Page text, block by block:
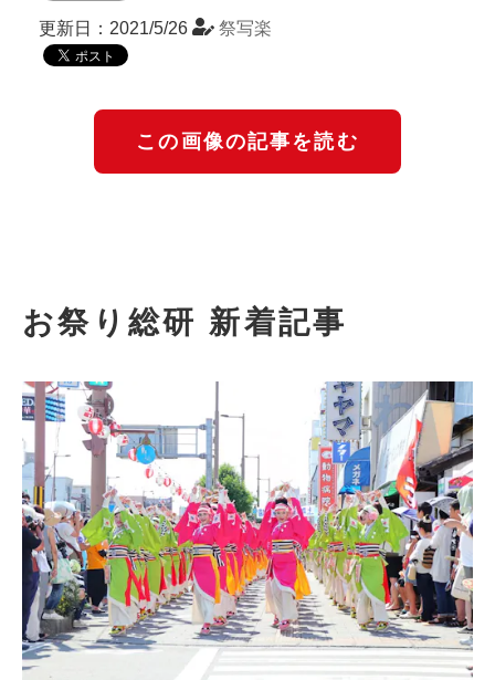
更新日：2021/5/26 祭写楽
この画像の記事を読む
お祭り総研 新着記事